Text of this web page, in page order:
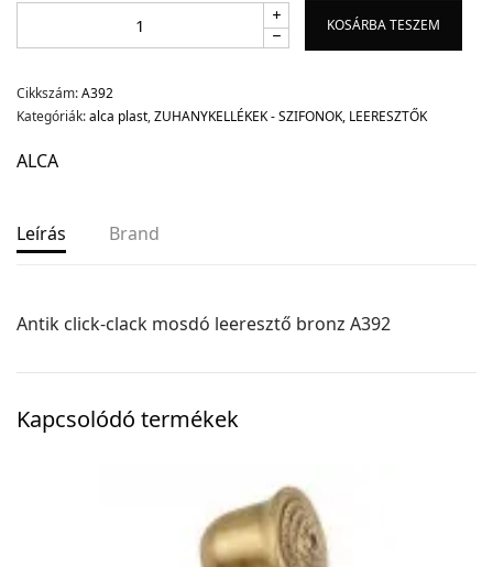
KOSÁRBA TESZEM
Cikkszám:A392
Kategóriák:alca plast,ZUHANYKELLÉKEK - SZIFONOK, LEERESZTŐK
ALCA
Leírás Brand
Antik click-clack mosdó leeresztő bronz A392
Kapcsolódó termékek